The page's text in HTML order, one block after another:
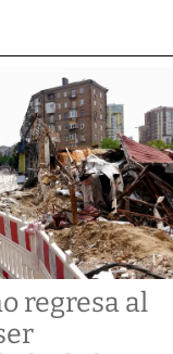
regresa al